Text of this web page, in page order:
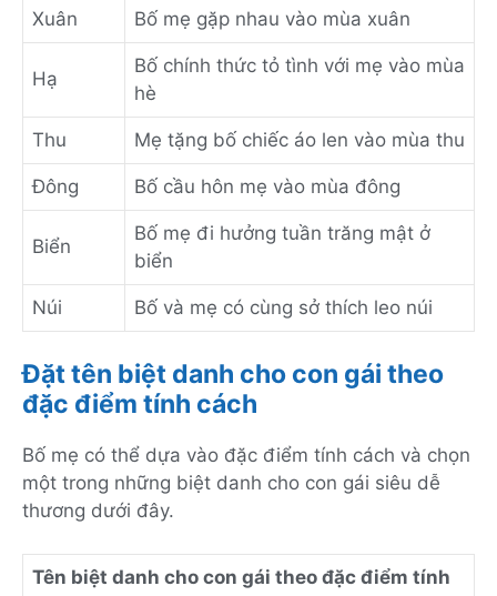
Xuân Bố mẹ gặp nhau vào mùa xuân
Hạ
Bố chính thức tỏ tình với mẹ vào mùa
hè
Thu Mẹ tặng bố chiếc áo len vào mùa thu
Đông Bố cầu hôn mẹ vào mùa đông
Biển
Bố mẹ đi hưởng tuần trăng mật ở
biển
Núi Bố và mẹ có cùng sở thích leo núi
Đặt tên biệt danh cho con gái theo
đặc điểm tính cách
Bố mẹ có thể dựa vào đặc điểm tính cách và chọn
một trong những biệt danh cho con gái siêu dễ
thương dưới đây.
Tên biệt danh cho con gái theo đặc điểm tính